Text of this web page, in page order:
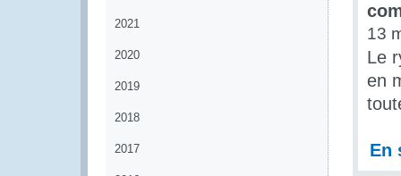
2021
2020
2019
2018
2017
13
Le
en
En